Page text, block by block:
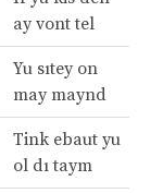
ay vont tel
Yu sıtey on
may maynd
Tink ebaut yu
ol dı taym